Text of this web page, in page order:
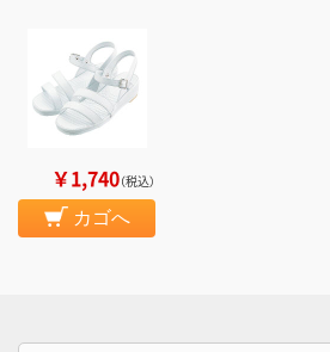
￥1,740（税込）
カゴへ